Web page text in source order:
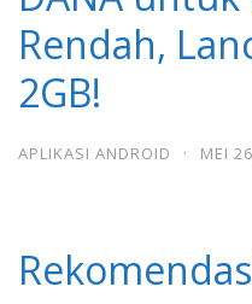
Rendah,
2GB!
APLIKASI ANDROID · MEI